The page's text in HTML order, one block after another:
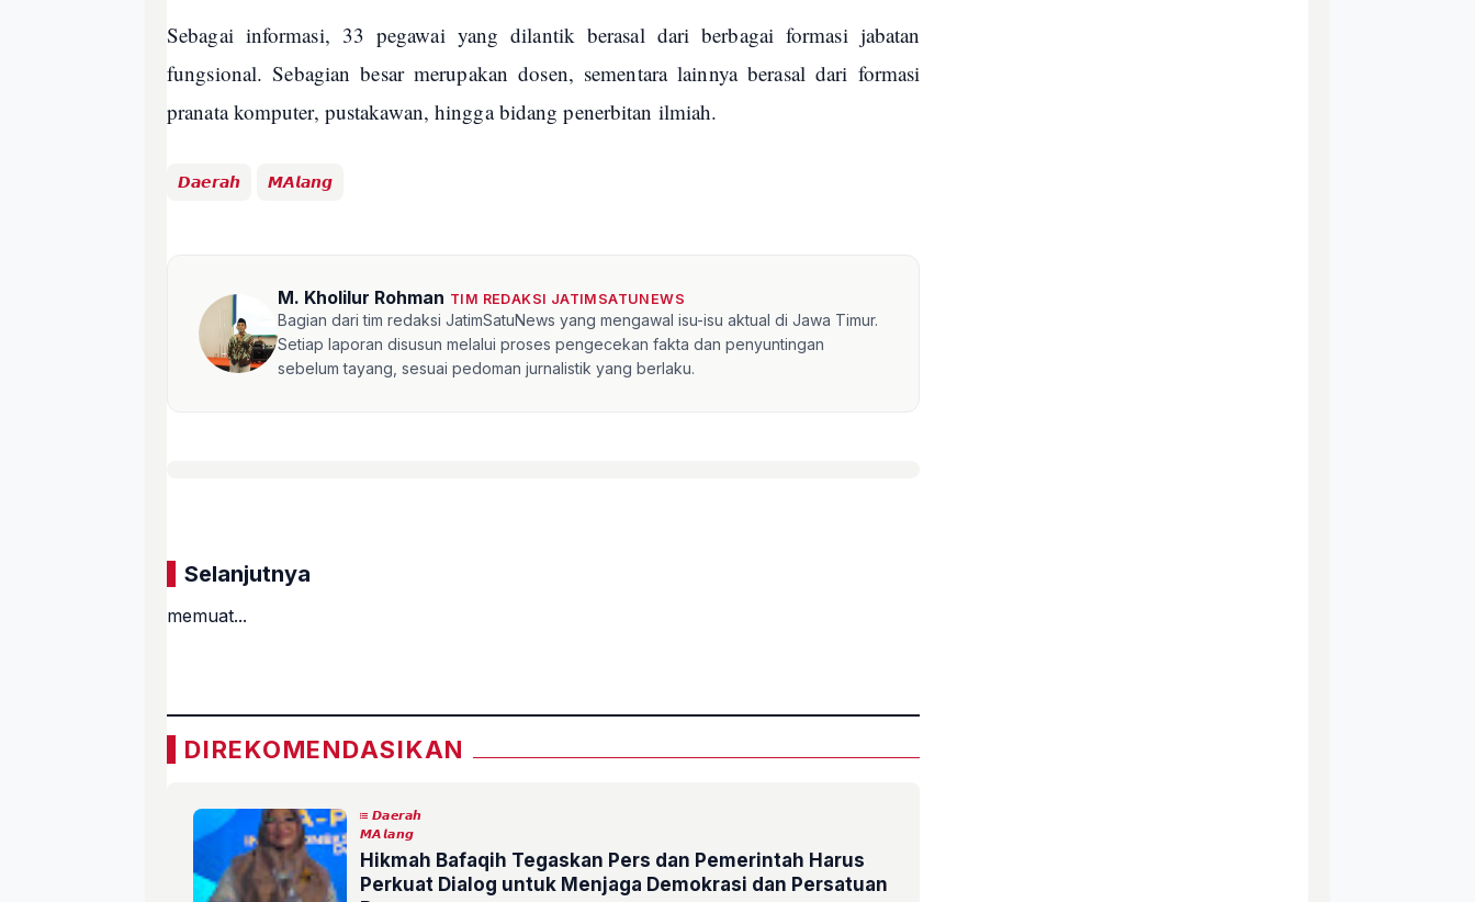
Sebagai informasi, 33 pegawai yang dilantik berasal dari berbagai formasi jabatan
fungsional. Sebagian besar merupakan dosen, sementara lainnya berasal dari formasi
pranata komputer, pustakawan, hingga bidang penerbitan ilmiah.
𝘿𝙖𝙚𝙧𝙖𝙝 𝙈𝘼𝙡𝙖𝙣𝙜
M. Kholilur Rohman TIM REDAKSI JATIMSATUNEWS
Bagian dari tim redaksi JatimSatuNews yang mengawal isu-isu aktual di Jawa Timur.
Setiap laporan disusun melalui proses pengecekan fakta dan penyuntingan
sebelum tayang, sesuai pedoman jurnalistik yang berlaku.
Selanjutnya
memuat...
DIREKOMENDASIKAN
𝘿𝙖𝙚𝙧𝙖𝙝
𝙈𝘼𝙡𝙖𝙣𝙜
Hikmah Bafaqih Tegaskan Pers dan Pemerintah Harus
Perkuat Dialog untuk Menjaga Demokrasi dan Persatuan